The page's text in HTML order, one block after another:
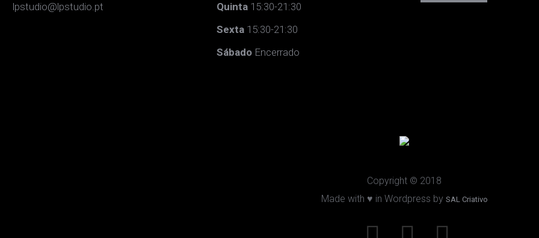
lpstudio@lpstudio.pt
Quinta 15:30-21:30
Sexta 15:30-21:30
Sábado Encerrado
Copyright © 2018
Made with ♥ in Wordpress by SAL Criativo